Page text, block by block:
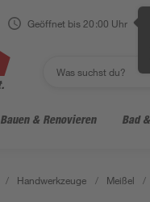
Geöffnet bis 20:00 Uhr
Bauen & Renovieren Bad
/ Handwerkzeuge / Meißel /